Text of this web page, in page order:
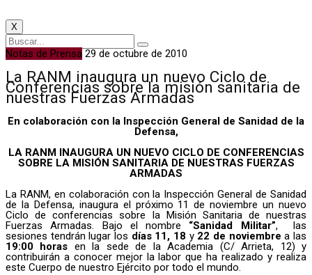
X
Notas de Prensa 29 de octubre de 2010
La RANM inaugura un nuevo Ciclo de
Conferencias sobre la misión sanitaria de
nuestras Fuerzas Armadas
En colaboración con la Inspección General de Sanidad de la
Defensa,
LA RANM INAUGURA UN NUEVO CICLO DE CONFERENCIAS
SOBRE LA MISIÓN SANITARIA DE NUESTRAS FUERZAS
ARMADAS
La RANM, en colaboración con la Inspección General de Sanidad
de la Defensa, inaugura el próximo 11 de noviembre un nuevo
Ciclo de conferencias sobre la Misión Sanitaria de nuestras
Fuerzas Armadas. Bajo el nombre “Sanidad Militar”, las
sesiones tendrán lugar los días 11, 18 y 22 de noviembrea las
19:00 horas en la sede de la Academia (C/ Arrieta, 12) y
contribuirán a conocer mejor la labor que ha realizado y realiza
este Cuerpo de nuestro Ejército por todo el mundo.